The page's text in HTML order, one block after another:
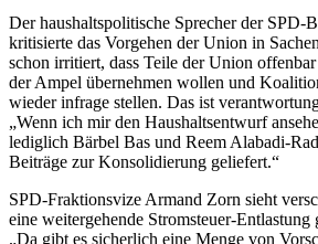
Der haushaltspolitische Sprecher der SPD-
kritisierte das Vorgehen der Union in
schon irritiert, dass Teile der Union
der Ampel übernehmen wollen und
wieder infrage stellen. Das ist
„Wenn ich mir den Haushaltsentwurf
lediglich Bärbel Bas und Reem Alabadi-
Beiträge zur Konsolidierung geliefert.“
SPD-Fraktionsvize Armand Zorn sieht
eine weitergehende Stromsteuer-Entlastung
„Da gibt es sicherlich eine Menge von